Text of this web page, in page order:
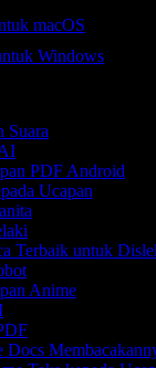
macOS
Windows
Suara
PDF Android
Ucapan
Terbaik untuk
Anime